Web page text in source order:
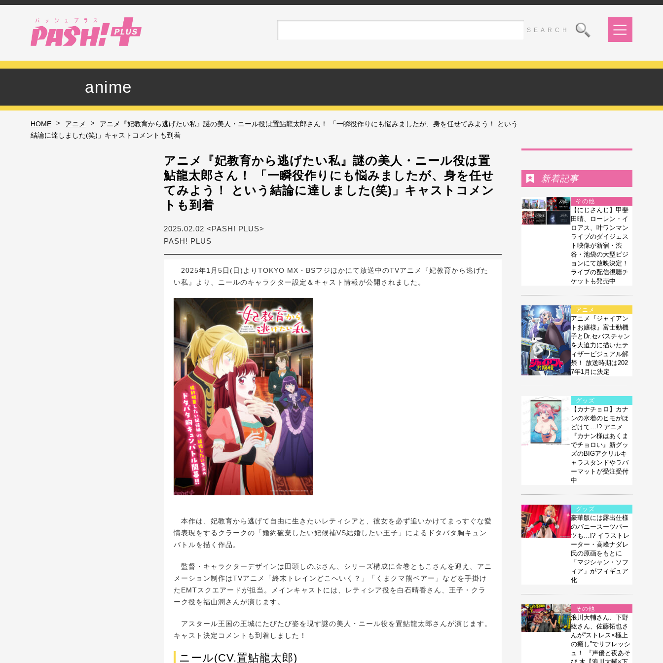
anime
HOME > アニメ >
アニメ『妃教育から逃げたい私』謎の美人・ニール役は置鮎龍太郎さん！ 「一瞬役作りにも悩みましたが、身を任せてみよう！ という
結論に達しました(笑)」キャストコメントも到着
アニメ『妃教育から逃げたい私』謎の美人・ニール役は置
鮎龍太郎さん！ 「一瞬役作りにも悩みましたが、身を任せ
てみよう！ という結論に達しました(笑)」キャストコメン
トも到着
2025.02.02 <PASH! PLUS>
PASH! PLUS
2025年1月5日(日)よりTOKYO MX・BSフジほかにて放送中のTVアニメ『妃教育から逃げた
い私』より、ニールのキャラクター設定＆キャスト情報が公開されました。
本作は、妃教育から逃げて自由に生きたいレティシアと、彼女を必ず追いかけてまっすぐな愛
情表現をするクラークの「婚約破棄したい妃候補VS結婚したい王子」によるドタバタ胸キュン
バトルを描く作品。
監督・キャラクターデザインは田頭しのぶさん、シリーズ構成に金巻ともこさんを迎え、アニ
メーション制作はTVアニメ「終末トレインどこへいく？」「くまクマ熊ベアー」などを手掛け
たEMTスクエアードが担当。メインキャストには、レティシア役を白石晴香さん、王子・クラ
ーク役を福山潤さんが演じます。
アスタール王国の王城にたびたび姿を現す謎の美人・ニール役を置鮎龍太郎さんが演じます。
キャスト決定コメントも到着しました！
ニール(CV.置鮎龍太郎)
新着記事
その他
【にじさんじ】甲斐
田晴、ローレン・イ
ロアス、叶ワンマン
ライブのダイジェス
ト映像が新宿・渋
谷・池袋の大型ビジ
ョンにて放映決定！
ライブの配信視聴チ
ケットも発売中
アニメ
アニメ『ジャイアン
トお嬢様』富士動機
子とDr.セバスチャン
を大迫力に描いたテ
ィザービジュアル解
禁！ 放送時期は202
7年1月に決定
グッズ
【カナチョロ】カナ
ンの水着のヒモがほ
どけて…!? アニメ
『カナン様はあくま
でチョロい』新グッ
ズのBIGアクリルキ
ャラスタンドやラバ
ーマットが受注受付
中
グッズ
豪華版には露出仕様
のバニースーツパー
ツも…!? イラストレ
ーター・高峰ナダレ
氏の原画をもとに
「マジシャン・ソフ
ィア」がフィギュア
化
その他
浪川大輔さん、下野
紘さん、佐藤拓也さ
んが“ストレス×極上
の癒し”でリフレッシ
ュ！ 『声優と夜あそ